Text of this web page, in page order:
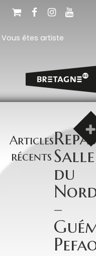
Vous êtes artiste
Articles
récents
Repas
Salle
du
–